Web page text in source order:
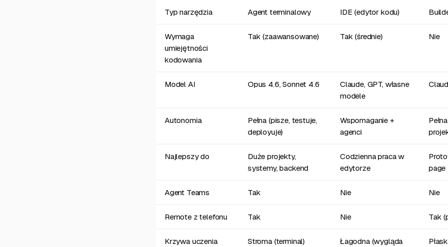
Typ narzędzia Agent terminalowy IDE (edytor kodu)
Wymaga
umiejętności
kodowania
Tak (zaawansowane) Tak (średnie) Nie
Model AI Opus 4.6, Sonnet 4.6
Claude, GPT, własne
modele
Autonomia
Pełna (pisze, testuje,
deployuje)
Wspomaganie +
agenci
Najlepszy do
Duże projekty,
systemy, backend
Codzienna praca w
edytorze
page
Agent Teams Tak Nie Nie
Remote z telefonu Tak Nie Tak
Krzywa uczenia Stroma (terminal)
Łagodna (wygląda